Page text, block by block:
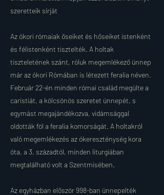
szeretteik sírját
Az ókori rómaiak őseiket és hőseiket istenként
és félistenként tisztelték. A holtak
tiszteletének szánt, róluk megemlékező ünnep
már az ókori Rómában is létezett feralia néven.
Február 22-én minden római család megülte a
caristiát, a kölcsönös szeretet ünnepét, s
egymást megajándékozva, vidámsággal
oldották föl a feralia komorságát. A holtakról
való megemlékezés az ókereszténység kora
óta, a 3. századtól, minden liturgiában
megtalálható volt a Szentmisében.
Az egyházban először 998-ban ünnepelték